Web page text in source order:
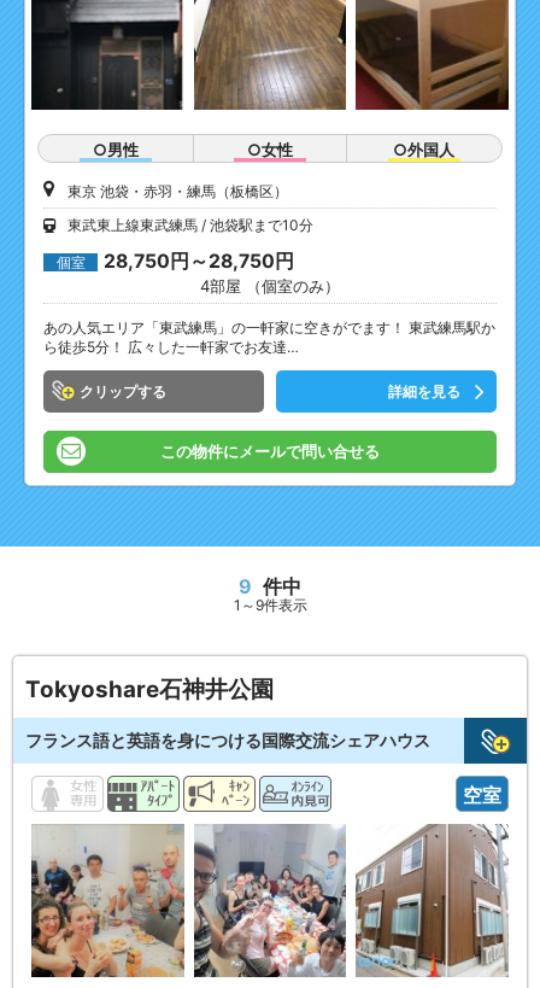
○男性 ○女性 ○外国人
東京 池袋・赤羽・練馬（板橋区）
東武東上線東武練馬
池袋駅まで10分
個室 28,750円～28,750円
4部屋 （個室のみ）
あの人気エリア「東武練馬」の一軒家に空きがでます！ 東武練馬駅か
ら徒歩5分！ 広々した一軒家でお友達…
クリップ 詳細を見る
この物件にメールで問い合せる
9 件中
1～9件表示
Tokyoshare石神井公園
フランス語と英語を身につける国際交流シェアハウス
空室